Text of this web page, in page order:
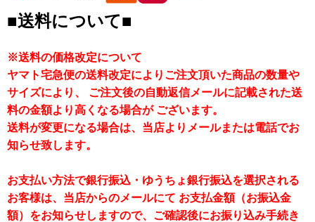
■送料について■
※送料の価格改定について
ヤマト宅急便の送料改定によりご注文頂いた商品の数量や
サイズにより、 ご注文後の自動返信メールに記載された送
料の金額より高くなる場合が ございます。
送料が変更になる場合は、当店よりメールまたは電話でお
知らせ致します。
お支払い方法で銀行振込・ゆうちょ銀行振込を選択される
お客様は、当店からのメールにて お支払金額（お振込金
額）をお知らせしますので、ご確認後にお振り込み手続き